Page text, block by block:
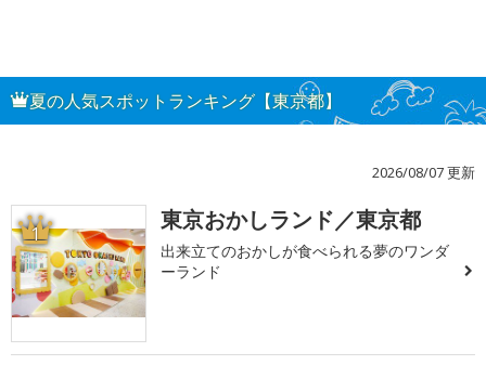
夏の人気スポットランキング【東京都】
2026/08/07 更新
1 東京おかしランド／東京都
出来立てのおかしが食べられる夢のワンダ
ーランド